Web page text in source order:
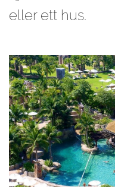
eller ett hus.